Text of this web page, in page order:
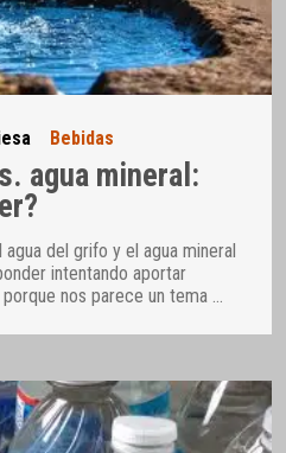
Bebidas
agua mineral:
del grifo y el agua mineral
intentando aportar
nos parece un tema